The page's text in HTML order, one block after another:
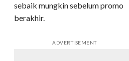
sebaik mungkin sebelum promo
berakhir.
ADVERTISEMENT